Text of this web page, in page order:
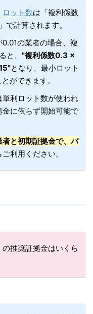
ロット数は「複利係数
計算されます。
の業者の場合、複
と、 "複利係数0.3 ×
となり、最小ロット
ができます。
利ロット数が使われ
に依らず開始可能で
者と初期証拠金で、バ
利用ください。
の推奨証拠金はいくら